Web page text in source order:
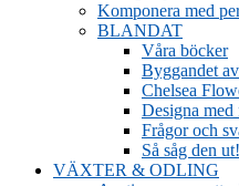
Komponera med
BLANDAT
Våra böcker
Byggandet
Chelsea
Designa med
Frågor och
Så såg den ut!
VÄXTER & ODLING